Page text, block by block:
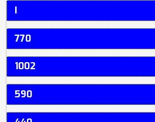
I
770
1002
590